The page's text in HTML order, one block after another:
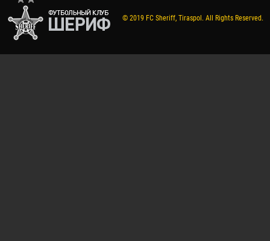
© 2019 FC Sheriff, Tiraspol. All Rights Reserved.